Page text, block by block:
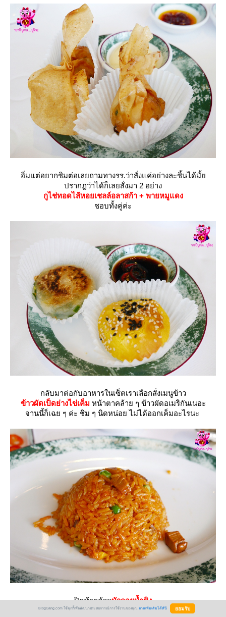
อิ่มแต่อยากชิมต่อเลยถามทางรร.ว่าสั่งแค่อย่างละชิ้นได้มั้
ปรากฎว่าได้ก็เลยสั่งมา 2 อย่าง
กูไช่ทอดไส้หอยเชลล์อลาสก้า + พายหมูแดง
ชอบทั้งคู่ค่ะ
กลับมาต่อกับอาหารในเซ็ตเราเลือกสั่งเมนูข้าว
ข้าวผัดเป็ดย่างไข่เค็ม หน้าตาคล้าย ๆ ข้าวผัดอเมริกันเนอะ
จานนี้ก็เฉย ๆ ค่ะ ชิม ๆ นิดหน่อย ไม่ได้ออกเค็มอะไรนะ
ปิดท้ายด้วบัวลอยน้ำขิง
น้ำขิงเผ็ดร้อนดี บัวลอยแป้งเหนียวหนุบหนับ
BlogGang.com ใช้คุกกี้เพื่อพัฒนาประสบการณ์การใช้งานของคุณ อ่านเพิ่มเติมได้ที่นี่